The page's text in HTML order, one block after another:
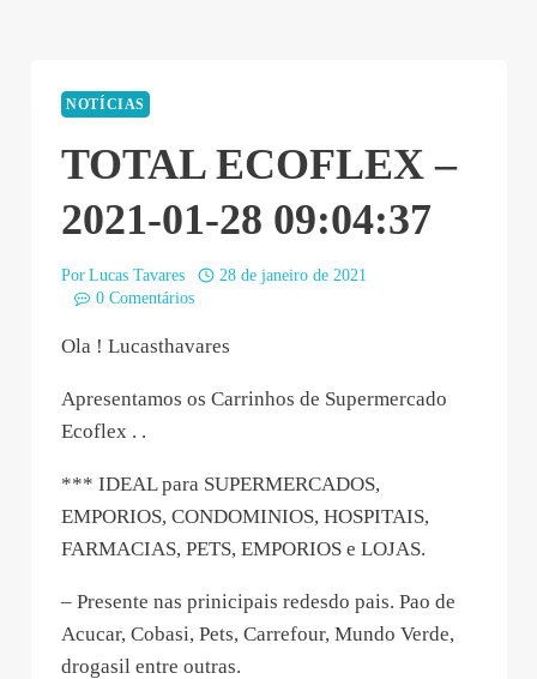
NOTÍCIAS
TOTAL ECOFLEX –
2021-01-28 09:04:37
Por Lucas Tavares
28 de janeiro de 2021
0 Comentários
Ola ! Lucasthavares
Apresentamos os Carrinhos de Supermercado
Ecoflex . .
*** IDEAL para SUPERMERCADOS,
EMPORIOS, CONDOMINIOS, HOSPITAIS,
FARMACIAS, PETS, EMPORIOS e LOJAS.
– Presente nas prinicipais redesdo pais. Pao de
Acucar, Cobasi, Pets, Carrefour, Mundo Verde,
drogasil entre outras.